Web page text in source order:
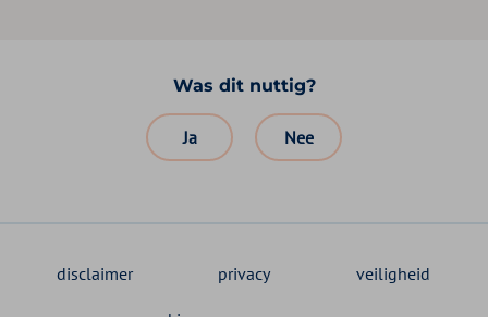
Was dit nuttig?
Ja Nee
disclaimer privacy veiligheid